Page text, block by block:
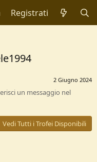
Registrati
2 Giugno 2024
un messaggio nel
Vedi Tutti i Trofei Disponibili